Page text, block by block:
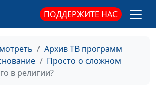
ПОДДЕРЖИТЕ НАС
Архив ТВ программ
Просто о сложном
в религии?
Антон Бойков,
священнослужитель
священнослужитель
от
Александр Синицын,